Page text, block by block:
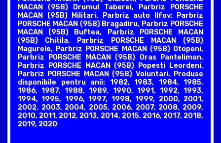
MACAN (95B) Drumul Taberei, Parbriz PORSCHE
MACAN (95B) Militari. Parbriz auto Ilfov: Parbriz
PORSCHE MACAN (95B) Bragadiru, Parbriz PORSCHE
MACAN (95B) Buftea, Parbriz PORSCHE MACAN
(95B) Chitila, Parbriz PORSCHE MACAN (95B)
Magurele, Parbriz PORSCHE MACAN (95B) Otopeni,
Parbriz PORSCHE MACAN (95B) Oras Pantelimon,
Parbriz PORSCHE MACAN (95B) Popesti Leordeni,
Parbriz PORSCHE MACAN (95B) Voluntari. Produse
disponibile pentru anii: 1982, 1983, 1984, 1985,
1986, 1987, 1988, 1989, 1990, 1991, 1992, 1993,
1994, 1995, 1996, 1997, 1998, 1999, 2000, 2001,
2002, 2003, 2004, 2005, 2006, 2007, 2008, 2009,
2010, 2011, 2012, 2013, 2014, 2015, 2016, 2017, 2018,
2019, 2020